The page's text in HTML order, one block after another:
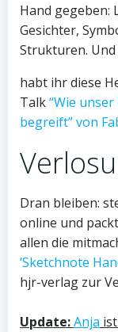
Hand gegeben:
Gesichter,
Strukturen.
habt ihr diese
Talk“Wie
begreift” von
Dran bleiben:
online und
allen die
‘Sketchnote
hjr-verlag zur
Update:Anja